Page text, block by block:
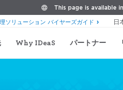
This page is available
Why IDeaS パートナー
ソリューション バイヤーズガイド